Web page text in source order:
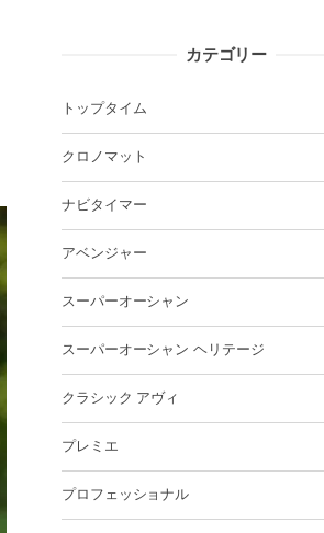
カテゴリー
トップタイム
クロノマット
ナビタイマー
アベンジャー
スーパーオーシャン
スーパーオーシャン ヘリテージ
クラシック アヴィ
プレミエ
プロフェッショナル